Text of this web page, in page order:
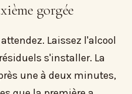
gorgée
Laissez l'alcool
s'installer. La
une à deux minutes,